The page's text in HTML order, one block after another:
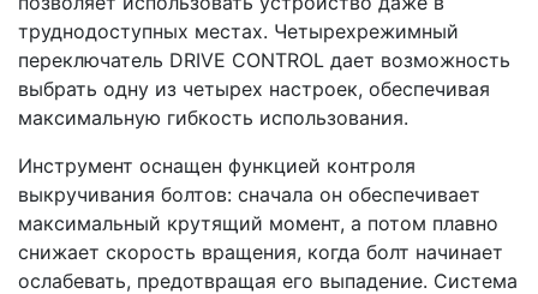
труднодоступных местах. Четырехрежимный
переключатель DRIVE CONTROL дает возможность
выбрать одну из четырех настроек, обеспечивая
максимальную гибкость использования.
Инструмент оснащен функцией контроля
выкручивания болтов: сначала он обеспечивает
максимальный крутящий момент, а потом плавно
снижает скорость вращения, когда болт начинает
ослабевать, предотвращая его выпадение. Система